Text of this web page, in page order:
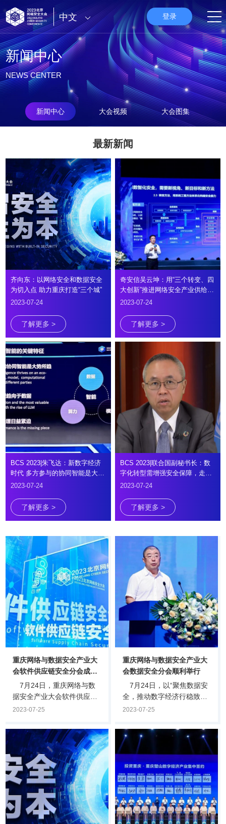
中文 登录
新闻中心
NEWS CENTER
新闻中心 大会视频 大会图集
最新新闻
齐向东：以网络安全和数据安全
为切入点 助力重庆打造“三个城”
2023-07-24
了解更多 >
奇安信吴云坤：用“三个转变、四
大创新”推进网络安全产业供给侧
变革
2023-07-24
了解更多 >
BCS 2023|朱飞达：新数字经济
时代 多方参与的协同智能是大势
所趋
2023-07-24
了解更多 >
BCS 2023|联合国副秘书长：数
字化转型需增强安全保障，走更
全面道路
2023-07-24
了解更多 >
重庆网络与数据安全产业大
会软件供应链安全分会成功
举办
7月24日，重庆网络与数
据安全产业大会软件供应链
安全分会在渝召开，会议由
息化委员会办公室指导，重
庆璧山区人民政府、奇安信
科技集团股份有限公司、中
国信息通信研究院西部分院
联合主办。本场软件供应链
安全分会以“护航数字生态，
安全从源头做起”为主题，邀
请了高校、研究院所、安全
机构等业界专家，共同研讨
2023-07-25
重庆网络与数据安全产业大
会数据安全分会顺利举行
7月24日，以“聚焦数据安
全，推动数字经济行稳致
远”为主题的重庆网络与数据
顺利举行，来自政府、行业
主管部门领导、行业专家、
政企用户单位信息化部门负
责人、安全厂商代表、高校
和科研机构代表出席，共同
探讨如何推动数字经济行稳
致远。全国政协委员、全国
工商联副主席、奇安信集团
董事长齐向东在致辞时表
2023-07-25